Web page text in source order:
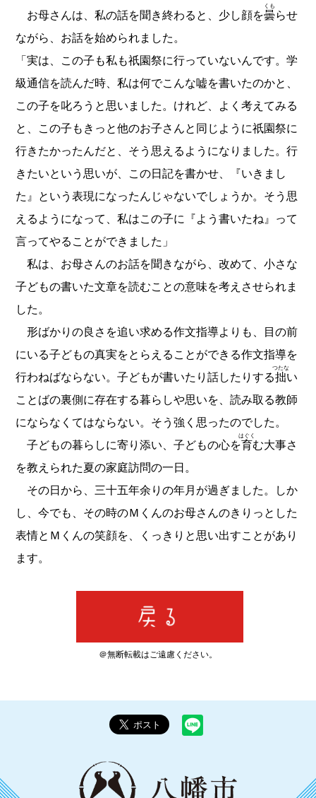
お母さんは、私の話を聞き終わると、少し顔を曇
くも
らせ
ながら、お話を始められました。
「実は、この子も私も祇園祭に行っていないんです。学
級通信を読んだ時、私は何でこんな嘘を書いたのかと、
この子を叱ろうと思いました。けれど、よく考えてみる
と、この子もきっと他のお子さんと同じように祇園祭に
行きたかったんだと、そう思えるようになりました。行
きたいという思いが、この日記を書かせ、『いきまし
た』という表現になったんじゃないでしょうか。そう思
えるようになって、私はこの子に『よう書いたね』って
言ってやることができました」
私は、お母さんのお話を聞きながら、改めて、小さな
子どもの書いた文章を読むことの意味を考えさせられま
した。
形ばかりの良さを追い求める作文指導よりも、目の前
にいる子どもの真実をとらえることができる作文指導を
行わねばならない。子どもが書いたり話したりする拙
つたな
い
ことばの裏側に存在する暮らしや思いを、読み取る教師
にならなくてはならない。そう強く思ったのでした。
子どもの暮らしに寄り添い、子どもの心を育
はぐく
む大事さ
を教えられた夏の家庭訪問の一日。
その日から、三十五年余りの年月が過ぎました。しか
し、今でも、その時のＭくんのお母さんのきりっとした
表情とＭくんの笑顔を、くっきりと思い出すことがあり
ます。
＠無断転載はご遠慮ください。